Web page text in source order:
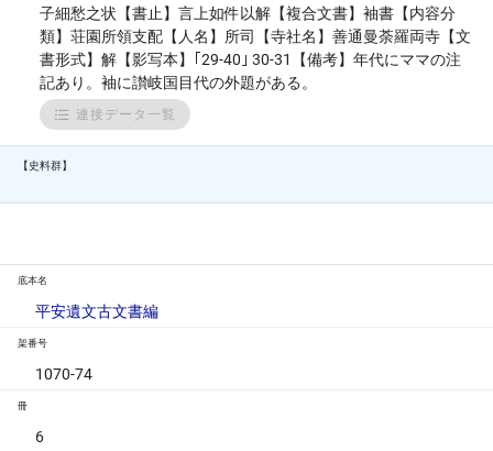
子細愁之状【書止】言上如件以解【複合文書】袖書【内容分
類】荘園所領支配【人名】所司【寺社名】善通曼荼羅両寺【文
書形式】解【影写本】｢29-40｣ 30-31【備考】年代にママの注
記あり。袖に讃岐国目代の外題がある。
連接データ一覧
【史料群】
底本名
平安遺文古文書編
架番号
1070-74
冊
6